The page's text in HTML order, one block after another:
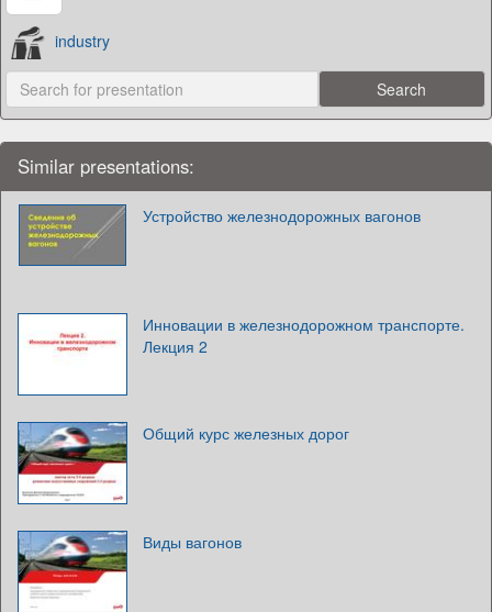
industry
Similar presentations:
Устройство железнодорожных вагонов
Инновации в железнодорожном транспорте.
Лекция 2
Общий курс железных дорог
Виды вагонов